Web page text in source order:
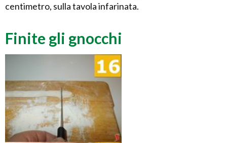
centimetro, sulla tavola infarinata.
Finite gli gnocchi